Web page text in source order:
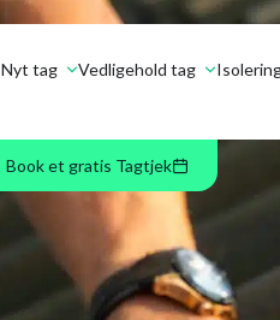
Book et gratis Tagtjek
Nyt tag Vedligehold tag